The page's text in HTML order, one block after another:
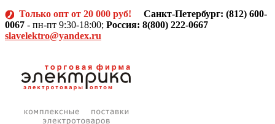
Только опт от 20 000 руб! Санкт-Петербург: (812) 600-
0067 - пн-пт 9:30-18:00; Россия: 8(800) 222-0667
slavelektro@yandex.ru